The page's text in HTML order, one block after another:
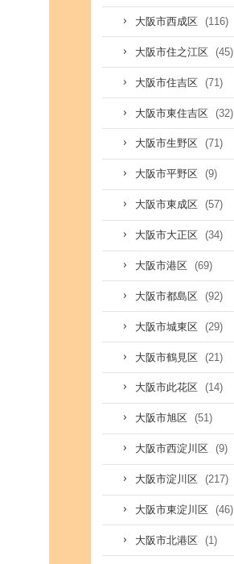
大阪市西成区 (116)
大阪市住之江区 (45)
大阪市住吉区 (71)
大阪市東住吉区 (32)
大阪市生野区 (71)
大阪市平野区 (9)
大阪市東成区 (57)
大阪市大正区 (34)
大阪市港区 (69)
大阪市都島区 (92)
大阪市城東区 (29)
大阪市鶴見区 (21)
大阪市此花区 (14)
大阪市旭区 (51)
大阪市西淀川区 (9)
大阪市淀川区 (217)
大阪市東淀川区 (46)
大阪市北港区 (1)